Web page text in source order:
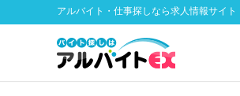
アルバイト・仕事探しなら求人情報サイト